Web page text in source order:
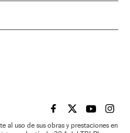
EL PAÍS BRASIL EN
EL PAÍSEL PAÍS
EL
al uso de sus obras y prestaciones en